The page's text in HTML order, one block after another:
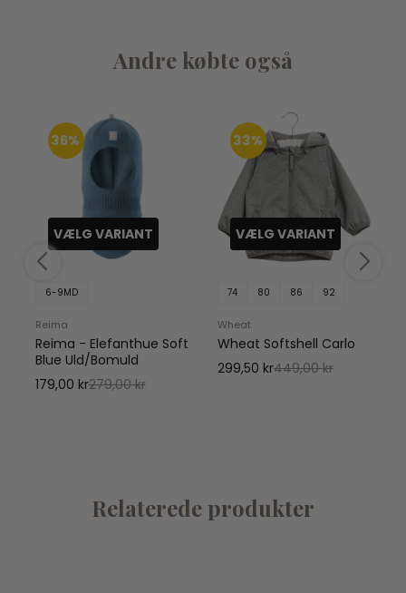
Andre købte også
36%
VÆLG VARIANT
6-9MD
Reima
Reima - Elefanthue Soft
Blue Uld/Bomuld
179,00 kr279,00 kr
33%
VÆLG VARIANT
74 80 86 92
Wheat
Wheat Softshell Carlo
299,50 kr449,00 kr
Relaterede produkter